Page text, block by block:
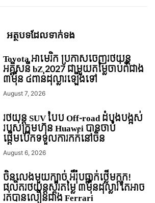
អត្ថបទ​ដែល​ទាក់ទង
Toyota អាមេរិក ប្រកាសចេញរថយន្ត
អគ្គិសនី bZ 2027 ជាមួយតម្លៃចាប់ពីជាង
៣ម៉ឺន ៤ពាន់ដុល្លារឡើងទៅ
August 7, 2026
រថយន្ត SUV បែប Off-road ដំបូងបង្អស់
របស់ក្រុមហ៊ុន Huawei បានចាប់
ផ្តើមបើកទទួលការកក់នៅចិន
August 6, 2026
ចិនលេងមួយក្បាច់ អឺរ៉ុបធ្លាក់ថ្លើមក្តុក!
ផលិតរថយន្តស្ព័រតម្លៃ ៣ម៉ឺនដុល្លារ តែអាច
រត់បានលឿនជាង Ferrari